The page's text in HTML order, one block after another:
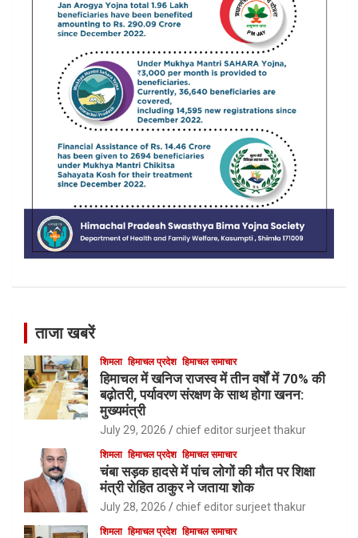
ताजा खबरें
शिमला हिमाचल प्रदेश हिमाचल समाचार
हिमाचल में खनिज राजस्व में तीन वर्षों में 70% की
बढ़ोतरी, पर्यावरण संरक्षण के साथ होगा खनन:
मुख्यमंत्री
July 29, 2026 chief editor surjeet thakur
शिमला हिमाचल प्रदेश हिमाचल समाचार
चंबा सड़क हादसे में पांच लोगों की मौत पर शिक्षा
मंत्री रोहित ठाकुर ने जताया शोक
July 28, 2026 chief editor surjeet thakur
शिमला हिमाचल प्रदेश हिमाचल समाचार